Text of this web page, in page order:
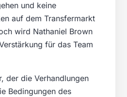
und keine
auf dem Transfermarkt
wird Nathaniel Brown
für das Team
der die Verhandlungen
Bedingungen des